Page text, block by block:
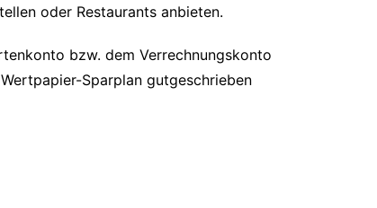
oder Restaurants anbieten.
bzw. dem Verrechnungskonto
Sparplan gutgeschrieben